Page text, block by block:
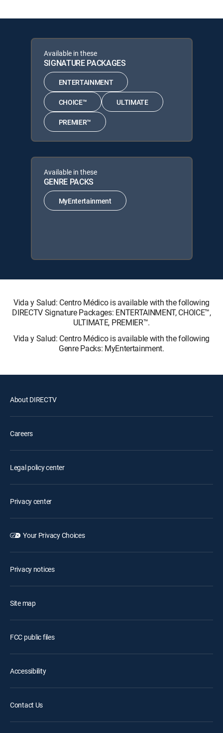
Available in these
SIGNATURE PACKAGES
ENTERTAINMENT
CHOICE™ ULTIMATE
PREMIER™
Available in these
GENRE PACKS
MyEntertainment
Vida y Salud: Centro Médico is available with the following
DIRECTV Signature Packages: ENTERTAINMENT, CHOICE™,
ULTIMATE, PREMIER™.
Vida y Salud: Centro Médico is available with the following
Genre Packs: MyEntertainment.
About DIRECTV
Careers
Legal policy center
Privacy center
Your Privacy Choices
Privacy notices
Site map
FCC public files
Accessibility
Contact Us